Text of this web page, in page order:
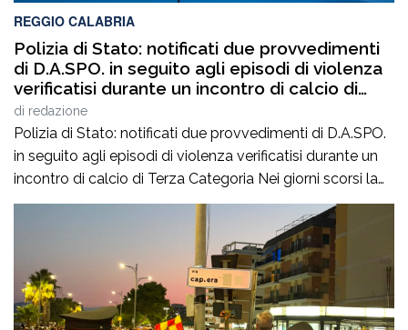
REGGIO CALABRIA
Polizia di Stato: notificati due provvedimenti
di D.A.SPO. in seguito agli episodi di violenza
verificatisi durante un incontro di calcio di
Terza Categoria
di redazione
Polizia di Stato: notificati due provvedimenti di D.A.SPO.
in seguito agli episodi di violenza verificatisi durante un
incontro di calcio di Terza Categoria Nei giorni scorsi la
Polizia di Stato ha notificato due provvedimenti di
Divieto di Accesso alle Manifestazioni Sportive
(D.A.SPO.), emessi dalla Questura di Reggio Calabria alla
fine del mese di luglio, nei […]